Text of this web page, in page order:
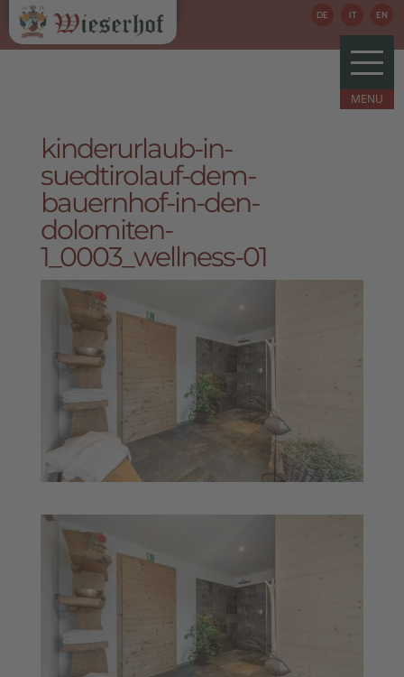
DE IT EN
kinderurlaub-in-
suedtirolauf-dem-
bauernhof-in-den-
dolomiten-
1_0003_wellness-01